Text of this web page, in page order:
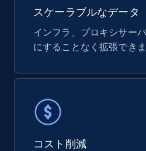
Initial price, Discount, Final
eCommerce
822+ 80+
Digikey - Products
スケーラブルなデータ
インフラ、プロキシサー
にすることなく拡張できま
コスト削減